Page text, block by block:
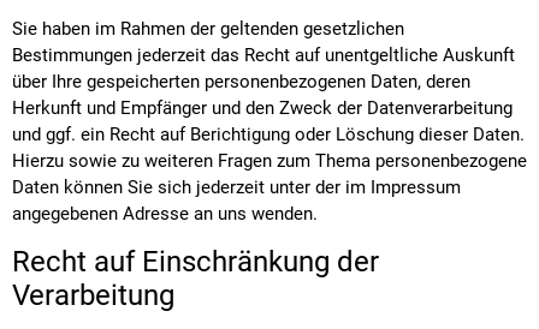
Sie haben im Rahmen der geltenden gesetzlichen
Bestimmungen jederzeit das Recht auf unentgeltliche Auskunft
über Ihre gespeicherten personenbezogenen Daten, deren
Herkunft und Empfänger und den Zweck der Datenverarbeitung
und ggf. ein Recht auf Berichtigung oder Löschung dieser Daten.
Hierzu sowie zu weiteren Fragen zum Thema personenbezogene
Daten können Sie sich jederzeit unter der im Impressum
angegebenen Adresse an uns wenden.
Recht auf Einschränkung der
Verarbeitung